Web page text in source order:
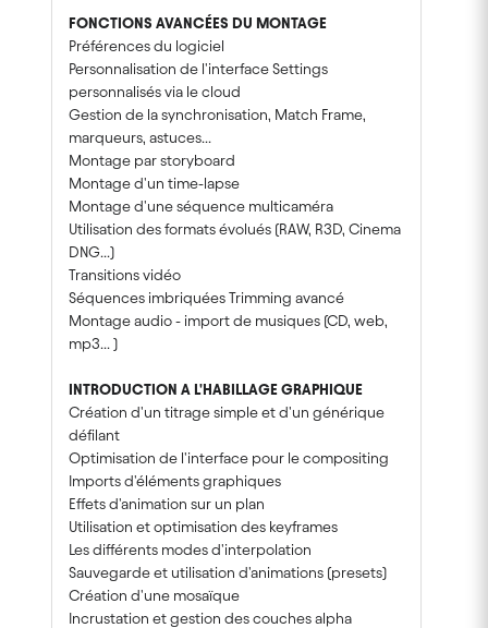
FONCTIONS AVANCÉES DU MONTAGE
Préférences du logiciel
Personnalisation de l'interface Settings
personnalisés via le cloud
Gestion de la synchronisation, Match Frame,
marqueurs, astuces...
Montage par storyboard
Montage d'un time-lapse
Montage d'une séquence multicaméra
Utilisation des formats évolués (RAW, R3D, Cinema
DNG...)
Transitions vidéo
Séquences imbriquées Trimming avancé
Montage audio - import de musiques (CD, web,
mp3... )
INTRODUCTION A L'HABILLAGE GRAPHIQUE
Création d'un titrage simple et d'un générique
défilant
Optimisation de l'interface pour le compositing
Imports d'éléments graphiques
Effets d'animation sur un plan
Utilisation et optimisation des keyframes
Les différents modes d'interpolation
Sauvegarde et utilisation d'animations (presets)
Création d'une mosaïque
Incrustation et gestion des couches alpha